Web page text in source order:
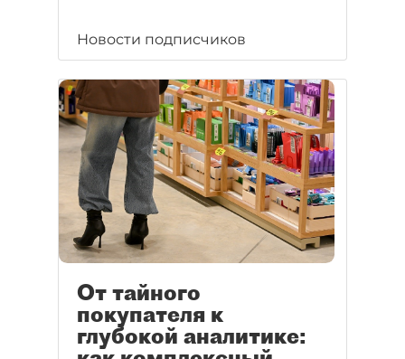
Новости подписчиков
От тайного
покупателя к
глубокой аналитике: